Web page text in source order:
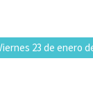
23 de enero